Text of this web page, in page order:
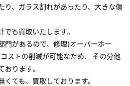
り、ガラス割れがあったり、大きな傷
でも買取いたします｡
門があるので、修理(オーバーホー
ストの削減が可能なため、 その分他
おります｡
ても、買取しております。